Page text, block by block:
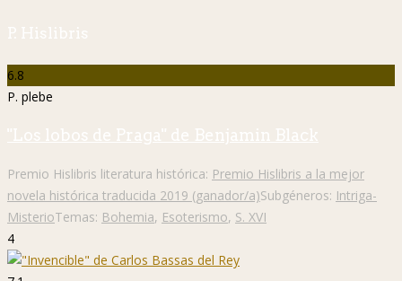
P. Hislibris
6.8
P. plebe
"Los lobos de Praga" de Benjamin Black
Premio Hislibris literatura histórica: Premio Hislibris a la mejor
novela histórica traducida 2019 (ganador/a)Subgéneros: Intriga-
MisterioTemas: Bohemia, Esoterismo, S. XVI
4